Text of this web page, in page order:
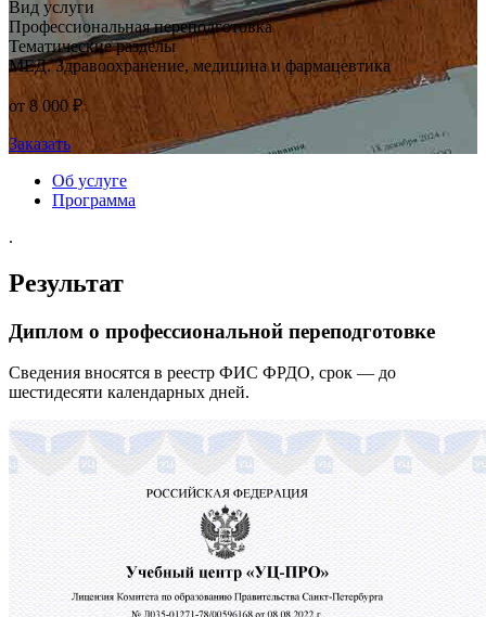
Вид услуги
Профессиональная переподготовка
Тематические разделы
МЕД. Здравоохранение, медицина и фармацевтика
от 8 000 ₽
Заказать
Об услуге
Программа
.
Результат
Диплом о профессиональной переподготовке
Сведения вносятся в реестр ФИС ФРДО, срок — до
шестидесяти календарных дней.